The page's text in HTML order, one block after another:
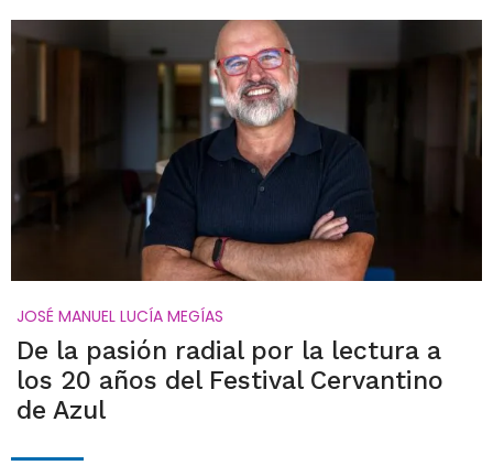
JOSÉ MANUEL LUCÍA MEGÍAS
De la pasión radial por la lectura a
los 20 años del Festival Cervantino
de Azul